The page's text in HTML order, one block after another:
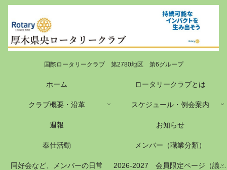
国際ロータリークラブ 第2780地区 第6グループ
ホーム ロータリークラブとは
クラブ概要・沿革 スケジュール・例会案内
週報 お知らせ
奉仕活動 メンバー（職業分類）
同好会など、メンバーの日常 2026-2027 会員限定ページ（議事録等）